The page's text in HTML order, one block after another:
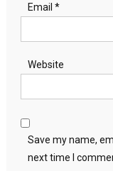
Email *
Website
Save my name,
next time I